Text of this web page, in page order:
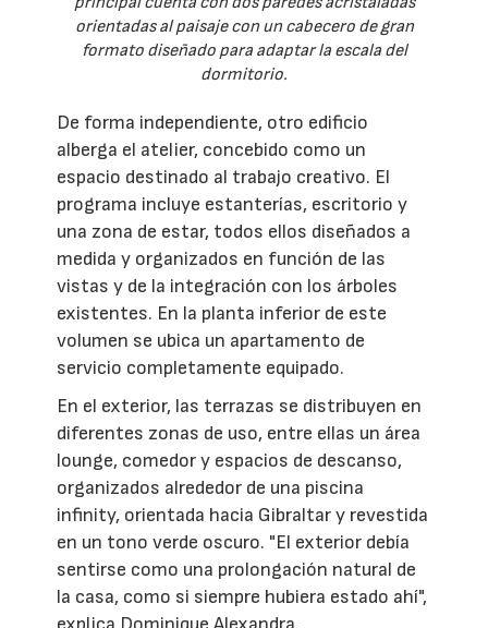
orientadas al paisaje con un cabecero de gran
formato diseñado para adaptar la escala del
dormitorio.
De forma independiente, otro edificio
alberga el atelier, concebido como un
espacio destinado al trabajo creativo. El
programa incluye estanterías, escritorio y
una zona de estar, todos ellos diseñados a
medida y organizados en función de las
vistas y de la integración con los árboles
existentes. En la planta inferior de este
volumen se ubica un apartamento de
servicio completamente equipado.
En el exterior, las terrazas se distribuyen en
diferentes zonas de uso, entre ellas un área
lounge, comedor y espacios de descanso,
organizados alrededor de una piscina
infinity, orientada hacia Gibraltar y revestida
en un tono verde oscuro. "El exterior debía
sentirse como una prolongación natural de
la casa, como si siempre hubiera estado ahí",